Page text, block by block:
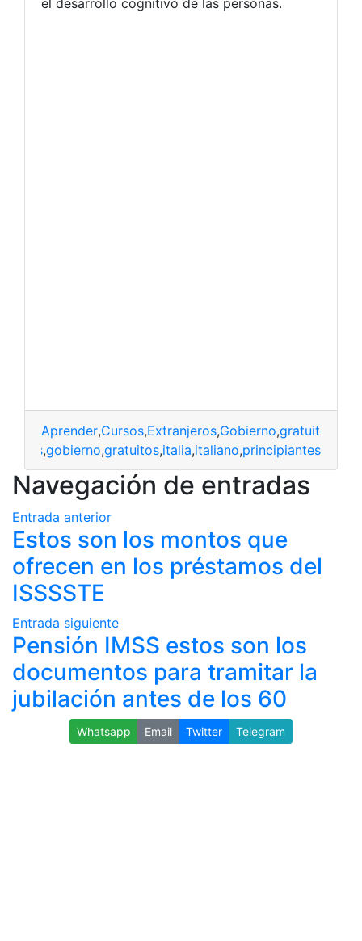
Aprender,Cursos,Extranjeros,Gobierno,gratuitos
,gobierno,gratuitos,italia,italiano,principiantes
Navegación de entradas
Entrada anterior
Estos son los montos que
ofrecen en los préstamos del
ISSSSTE
Entrada siguiente
Pensión IMSS estos son los
documentos para tramitar la
jubilación antes de los 60
Whatsapp Email Twitter Telegram